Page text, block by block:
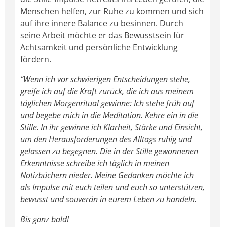
Menschen helfen, zur Ruhe zu kommen und sich
auf ihre innere Balance zu besinnen. Durch
seine Arbeit möchte er das Bewusstsein für
Achtsamkeit und persönliche Entwicklung
fördern.
“Wenn ich vor schwierigen Entscheidungen stehe,
greife ich auf die Kraft zurück, die ich aus meinem
täglichen Morgenritual gewinne: Ich stehe früh auf
und begebe mich in die Meditation. Kehre ein in die
Stille. In ihr gewinne ich Klarheit, Stärke und Einsicht,
um den Herausforderungen des Alltags ruhig und
gelassen zu begegnen. Die in der Stille gewonnenen
Erkenntnisse schreibe ich täglich in meinen
Notizbüchern nieder. Meine Gedanken möchte ich
als Impulse mit euch teilen und euch so unterstützen,
bewusst und souverän in eurem Leben zu handeln.
Bis ganz bald!